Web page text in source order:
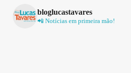
bloglucastavares
📲 Notícias em primeira mão!